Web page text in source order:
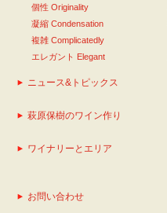
個性 Originality
凝縮 Condensation
複雑 Complicatedly
エレガント Elegant
ニュース&トピックス
萩原保樹のワイン作り
ワイナリーとエリア
お問い合わせ